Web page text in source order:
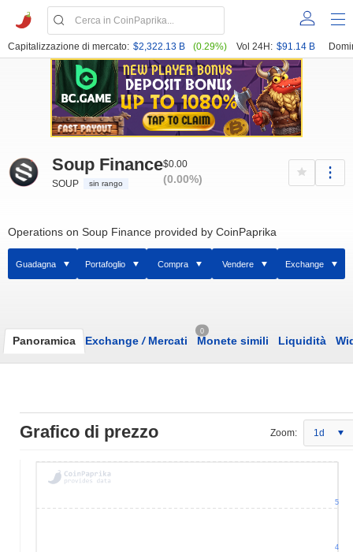
Capitalizzazione di mercato: $2,322.13 B (0.29%) Vol 24H: $91.14 B
Soup Finance
SOUP sin rango
$0.00
(0.00%)
Operations on Soup Finance provided by CoinPaprika
Guadagna Portafoglio Compra Vendere Exchange
Panoramica Exchange /Mercati
0
Monete simili Liquidità
Grafico di prezzo Zoom: 1d
4
5